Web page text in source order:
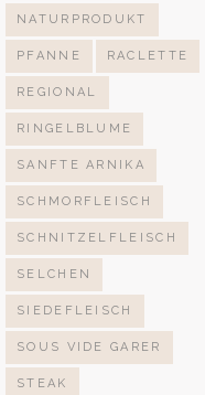
NATURPRODUKT
PFANNE RACLETTE
REGIONAL
RINGELBLUME
SANFTE ARNIKA
SCHMORFLEISCH
SCHNITZELFLEISCH
SELCHEN
SIEDEFLEISCH
SOUS VIDE GARER
STEAK